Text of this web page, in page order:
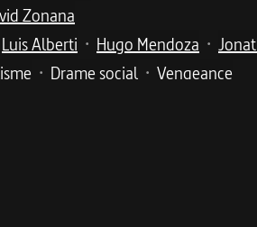
Zonana
Luis Alberti • Hugo Mendoza •
• Drame social • Vengeance